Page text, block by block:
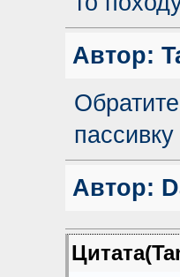
Автор:
Автор: